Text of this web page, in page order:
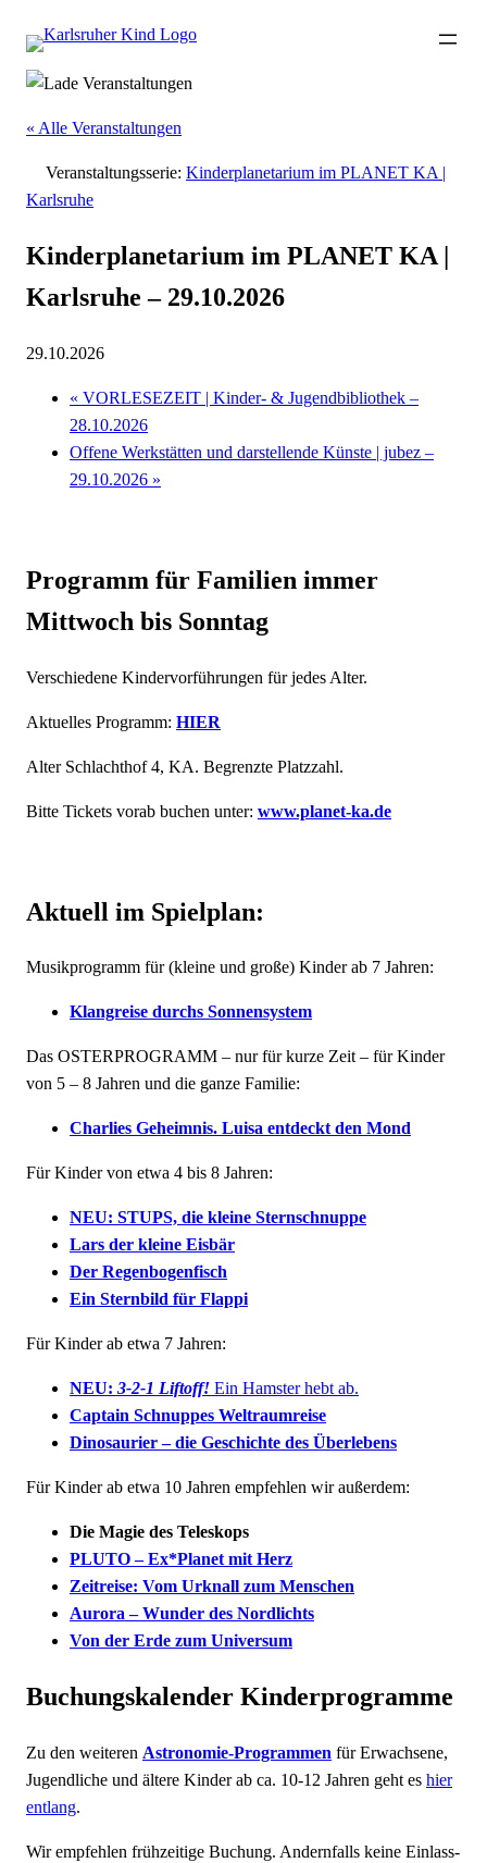
« Alle Veranstaltungen
Veranstaltungsserie: Kinderplanetarium im PLANET KA |
Karlsruhe
Kinderplanetarium im PLANET KA |
Karlsruhe – 29.10.2026
29.10.2026
« VORLESEZEIT | Kinder- & Jugendbibliothek –
28.10.2026
Offene Werkstätten und darstellende Künste | jubez –
29.10.2026 »
Programm für Familien immer
Mittwoch bis Sonntag
Verschiedene Kindervorführungen für jedes Alter.
Aktuelles Programm: HIER
Alter Schlachthof 4, KA. Begrenzte Platzzahl.
Bitte Tickets vorab buchen unter: www.planet-ka.de
Aktuell im Spielplan:
Musikprogramm für (kleine und große) Kinder ab 7 Jahren:
Klangreise durchs Sonnensystem
Das OSTERPROGRAMM – nur für kurze Zeit – für Kinder
von 5 – 8 Jahren und die ganze Familie:
Charlies Geheimnis. Luisa entdeckt den Mond
Für Kinder von etwa 4 bis 8 Jahren:
NEU: STUPS, die kleine Sternschnuppe
Lars der kleine Eisbär
Der Regenbogenfisch
Ein Sternbild für Flappi
Für Kinder ab etwa 7 Jahren:
NEU: 3-2-1 Liftoff! Ein Hamster hebt ab.
Captain Schnuppes Weltraumreise
Dinosaurier – die Geschichte des Überlebens
Für Kinder ab etwa 10 Jahren empfehlen wir außerdem:
Die Magie des Teleskops
PLUTO – Ex*Planet mit Herz
Zeitreise: Vom Urknall zum Menschen
Aurora – Wunder des Nordlichts
Von der Erde zum Universum
Buchungskalender Kinderprogramme
Zu den weiteren Astronomie-Programmen für Erwachsene,
Jugendliche und ältere Kinder ab ca. 10-12 Jahren geht es hier
entlang.
Wir empfehlen frühzeitige Buchung. Andernfalls keine Einlass-